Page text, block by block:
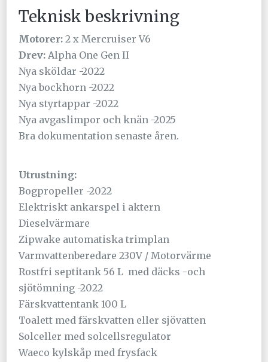
Teknisk beskrivning
Motorer: 2 x Mercruiser V6
Drev: Alpha One Gen II
Nya sköldar -2022
Nya bockhorn -2022
Nya styrtappar -2022
Nya avgaslimpor och knän -2025
Bra dokumentation senaste åren.
Utrustning:
Bogpropeller -2022
Elektriskt ankarspel i aktern
Dieselvärmare
Zipwake automatiska trimplan
Varmvattenberedare 230V / Motorvärme
Rostfri septitank 56 L med däcks -och
sjötömning -2022
Färskvattentank 100 L
Toalett med färskvatten eller sjövatten
Solceller med solcellsregulator
Waeco kylskåp med frysfack